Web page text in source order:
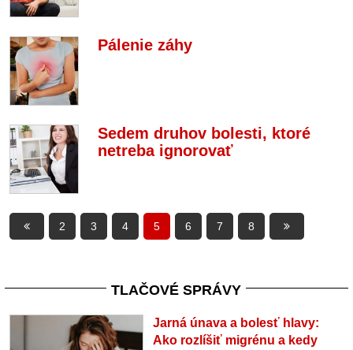
Pálenie záhy
Sedem druhov bolesti, ktoré
netreba ignorovať
2 3 4 5 6 7 8
TLAČOVÉ SPRÁVY
Jarná únava a bolesť hlavy:
Ako rozlíšiť migrénu a kedy